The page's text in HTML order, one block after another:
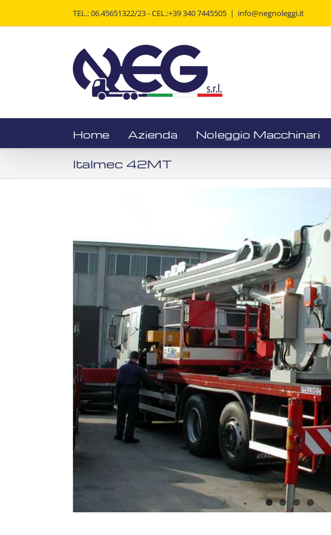
TEL.: 06.45651322/23 - CEL.:+39 340 7445505 | info@negnoleggi.it
Home Azienda Noleggio Macchinari
Italmec 42MT